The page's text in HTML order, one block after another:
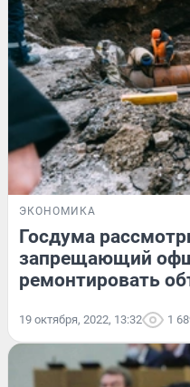
ЭКОНОМИКА
Госдума
запрещающий
ремонтировать
19 октября, 2022, 13:32 1